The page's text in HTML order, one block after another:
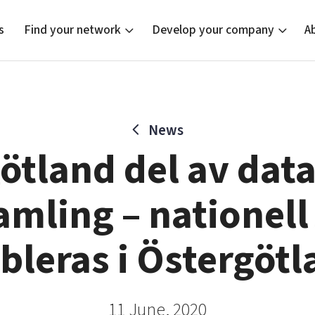
Find your network
East Sweden Tech Women
Reversed mentorship
Develop your company
Talent & skills
Startup & industry collaboration
Offers to boost your business
Locations
News
del av
– nationell
i
11 June, 2020